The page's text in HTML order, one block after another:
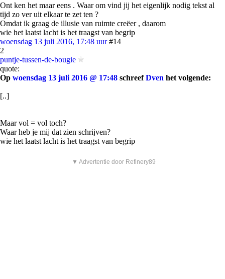
Ont ken het maar eens . Waar om vind jij het eigenlijk nodig tekst al
tijd zo ver uit elkaar te zet ten ?
Omdat ik graag de illusie van ruimte creëer , daarom
wie het laatst lacht is het traagst van begrip
woensdag 13 juli 2016, 17:48 uur #14
2
puntje-tussen-de-bougie
quote:
Op woensdag 13 juli 2016 @ 17:48 schreefDven het volgende:
[..]
Maar vol = vol toch?
Waar heb je mij dat zien schrijven?
wie het laatst lacht is het traagst van begrip
▼ Advertentie door Refinery89